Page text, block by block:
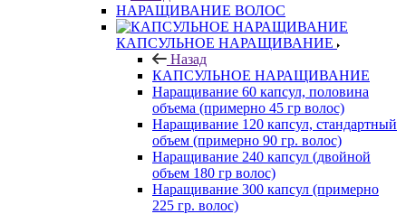
НАРАЩИВАНИЕ ВОЛОС
КАПСУЛЬНОЕ НАРАЩИВАНИЕ
Назад
КАПСУЛЬНОЕ НАРАЩИВАНИЕ
Наращивание 60 капсул, половина
объема (примерно 45 гр волос)
Наращивание 120 капсул, стандартный
объем (примерно 90 гр. волос)
Наращивание 240 капсул (двойной
объем 180 гр волос)
Наращивание 300 капсул (примерно
225 гр. волос)